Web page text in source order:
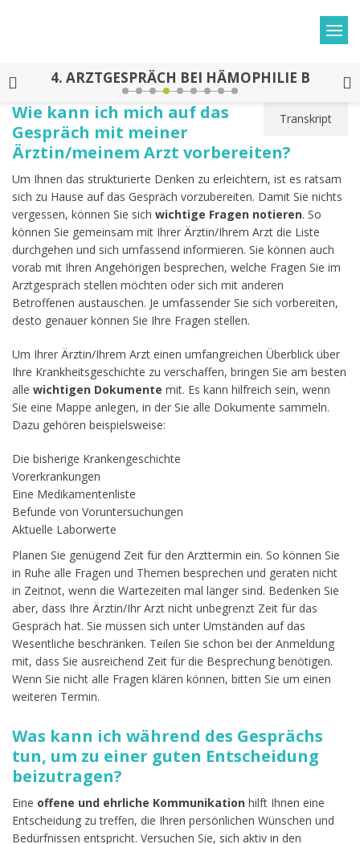
4. ARZTGESPRÄCH BEI HÄMOPHILIE B
Transkript
Wie kann ich mich auf das
Gespräch mit meiner
Ärztin/meinem Arzt vorbereiten?
Um Ihnen das strukturierte Denken zu erleichtern, ist es ratsam
sich zu Hause auf das Gespräch vorzubereiten. Damit Sie nichts
vergessen, können Sie sich wichtige Fragen notieren. So
können Sie gemeinsam mit Ihrer Ärztin/Ihrem Arzt die Liste
durchgehen und sich umfassend informieren. Sie können auch
vorab mit Ihren Angehörigen besprechen, welche Fragen Sie im
Arztgespräch stellen möchten oder sich mit anderen
Betroffenen austauschen. Je umfassender Sie sich vorbereiten,
desto genauer können Sie Ihre Fragen stellen.
Um Ihrer Ärztin/Ihrem Arzt einen umfangreichen Überblick über
Ihre Krankheitsgeschichte zu verschaffen, bringen Sie am besten
alle wichtigen Dokumente mit. Es kann hilfreich sein, wenn
Sie eine Mappe anlegen, in der Sie alle Dokumente sammeln.
Dazu gehören beispielsweise:
Die bisherige Krankengeschichte
Vorerkrankungen
Eine Medikamentenliste
Befunde von Voruntersuchungen
Aktuelle Laborwerte
Planen Sie genügend Zeit für den Arzttermin ein. So können Sie
in Ruhe alle Fragen und Themen besprechen und geraten nicht
in Zeitnot, wenn die Wartezeiten mal länger sind. Bedenken Sie
aber, dass Ihre Ärztin/Ihr Arzt nicht unbegrenzt Zeit für das
Gespräch hat. Sie müssen sich unter Umständen auf das
Wesentliche beschränken. Teilen Sie schon bei der Anmeldung
mit, dass Sie ausreichend Zeit für die Besprechung benötigen.
Wenn Sie nicht alle Fragen klären können, bitten Sie um einen
weiteren Termin.
Was kann ich während des Gesprächs
tun, um zu einer guten Entscheidung
beizutragen?
Eine offene und ehrliche Kommunikation hilft Ihnen eine
Entscheidung zu treffen, die Ihren persönlichen Wünschen und
Bedürfnissen entspricht. Versuchen Sie, sich aktiv in den